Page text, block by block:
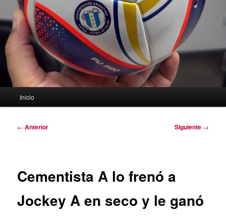
Inicio
Navegación
← Anterior Siguiente →
Cementista A lo frenó a
Jockey A en seco y le ganó